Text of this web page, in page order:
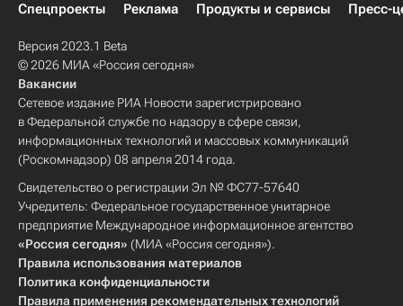
Спецпроекты
Реклама Продукты и сервисы Пресс-
Версия 2023.1 Beta
© 2026 МИА «Россия сегодня»
Вакансии
Сетевое издание РИА Новости зарегистрировано
в Федеральной службе по надзору в сфере связи,
информационных технологий и массовых коммуникаций
(Роскомнадзор) 08 апреля 2014 года.
Свидетельство о регистрации Эл № ФС77-57640
Учредитель: Федеральное государственное унитарное
предприятие Международное информационное агентство
«Россия сегодня» (МИА «Россия сегодня»).
Правила использования материалов
Политика конфиденциальности
Правила применения рекомендательных технологий